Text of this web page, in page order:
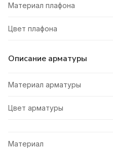
Материал плафона
Цвет плафона
Описание арматуры
Материал арматуры
Цвет арматуры
Материал